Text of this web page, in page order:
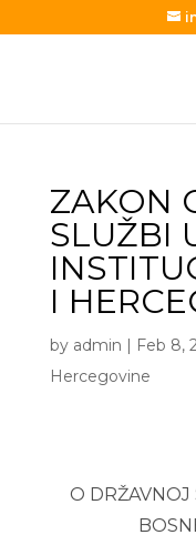
ZAKON
SLUŽBI
I
by admin | Feb 8,
Hercegovine
O